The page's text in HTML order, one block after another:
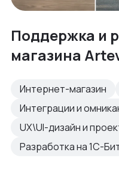
Поддержка и
магазина
Интернет-магазин
Интеграции и
UX\UI-дизайн и
Разработка на 1С-